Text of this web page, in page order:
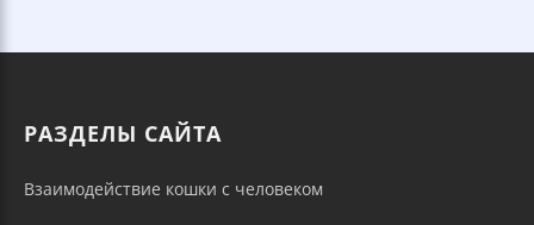
РАЗДЕЛЫ САЙТА
Взаимодействие кошки с человеком